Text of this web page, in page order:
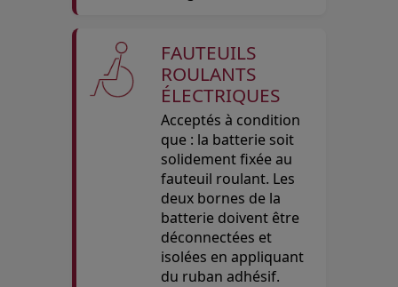
FAUTEUILS
ROULANTS
ÉLECTRIQUES
Acceptés à condition
que : la batterie soit
solidement fixée au
fauteuil roulant. Les
deux bornes de la
batterie doivent être
déconnectées et
isolées en appliquant
du ruban adhésif.